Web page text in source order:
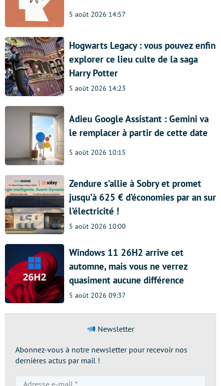
5 août 2026 14:57
Hogwarts Legacy : vous pouvez enfin
explorer ce lieu culte de la saga
Harry Potter
5 août 2026 14:23
Adieu Google Assistant : Gemini va
le remplacer à partir de cette date
5 août 2026 10:15
Zendure s’allie à Sobry et promet
jusqu’à 625 € d’économies par an sur
l’électricité !
5 août 2026 10:00
Windows 11 26H2 arrive cet
automne, mais vous ne verrez
quasiment aucune différence
5 août 2026 09:37
Newsletter
Abonnez-vous à notre newsletter pour recevoir nos
dernières actus par mail !